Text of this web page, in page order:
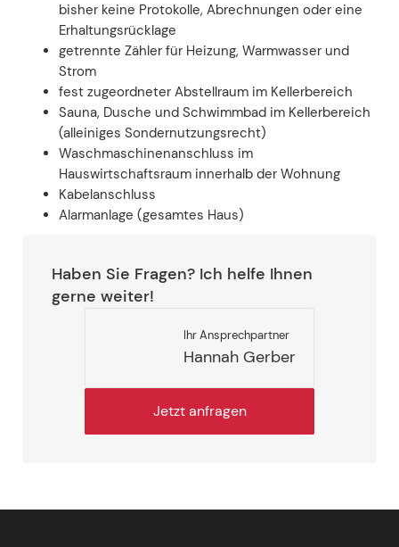
bisher keine Protokolle, Abrechnungen oder eine
Erhaltungsrücklage
getrennte Zähler für Heizung, Warmwasser und
Strom
fest zugeordneter Abstellraum im Kellerbereich
Sauna, Dusche und Schwimmbad im Kellerbereich
(alleiniges Sondernutzungsrecht)
Waschmaschinenanschluss im
Hauswirtschaftsraum innerhalb der Wohnung
Kabelanschluss
Alarmanlage (gesamtes Haus)
Haben Sie Fragen? Ich helfe Ihnen
gerne weiter!
Ihr Ansprechpartner
Hannah Gerber
Jetzt anfragen